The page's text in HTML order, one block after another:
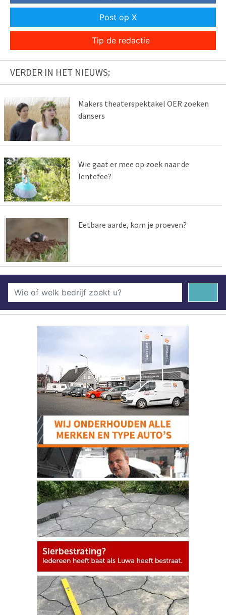
Post op X
Tip de redactie
VERDER IN HET NIEUWS:
Makers theaterspektakel OER zoeken
dansers
Wie gaat er mee op zoek naar de
lentefee?
Eetbare aarde, kom je proeven?